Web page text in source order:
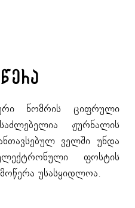
ნომრის ციფრული
ჟურნალის
ველში უნდა
ფოსტის
უსასყიდლოა.